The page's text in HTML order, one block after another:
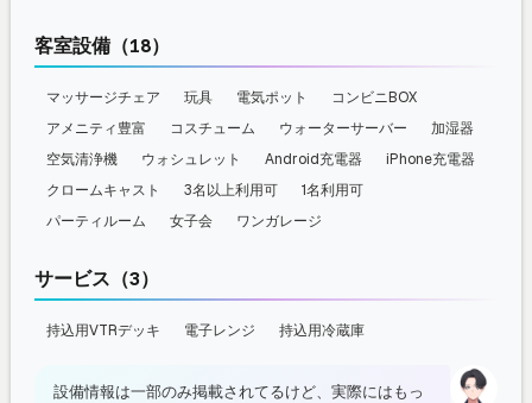
客室設備（18）
マッサージチェア 玩具 電気ポット
コンビニBOX
アメニティ豊富
コスチューム ウォーターサーバー
加湿器
空気清浄機
ウォシュレット Android充電器
iPhone充電器
クロームキャスト
3名以上利用可
1名利用可
パーティルーム
女子会 ワンガレージ
サービス（3）
持込用VTRデッキ 電子レンジ 持込用冷蔵庫
設備情報は一部のみ掲載されてるけど、実際にはもっ